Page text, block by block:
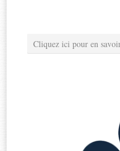
Cliquez ici pour en